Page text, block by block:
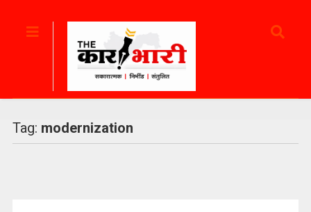
Tag: modernization